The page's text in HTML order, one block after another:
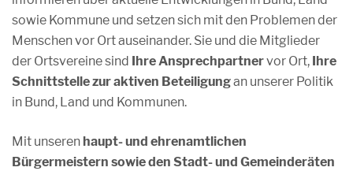
sowie Kommune und setzen sich mit den Problemen der
Menschen vor Ort auseinander. Sie und die Mitglieder
der Ortsvereine sind
Ihre Ansprechpartnervor Ort, Ihre
Schnittstelle zur aktiven Beteiligungan unserer Politik
in Bund, Land und Kommunen.
Mit unseren haupt- und ehrenamtlichen
Bürgermeistern sowie den Stadt- und Gemeinderäten